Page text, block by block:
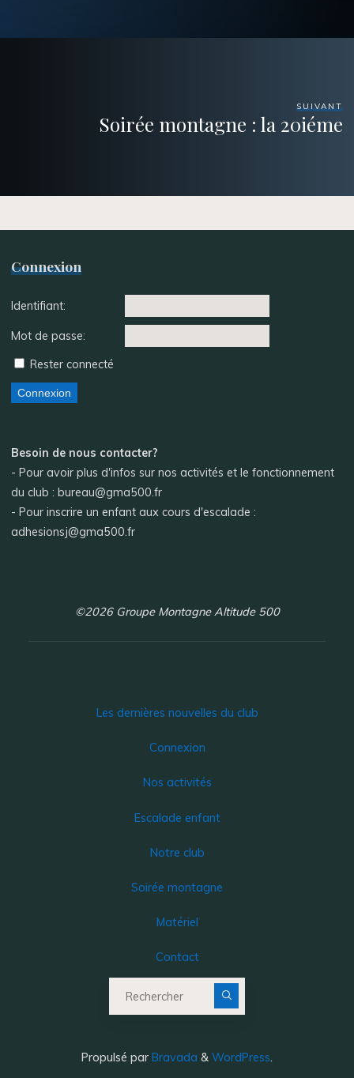
SUIVANT
Soirée montagne : la 20iéme
Connexion
Identifiant:
Mot de passe:
Rester connecté
Connexion
Besoin de nous contacter?
- Pour avoir plus d'infos sur nos activités et le fonctionnement
du club : bureau@gma500.fr
- Pour inscrire un enfant aux cours d'escalade :
adhesionsj@gma500.fr
©2026 Groupe Montagne Altitude 500
Les dernières nouvelles du club
Connexion
Nos activités
Escalade enfant
Notre club
Soirée montagne
Matériel
Contact
Propulsé par Bravada & WordPress.